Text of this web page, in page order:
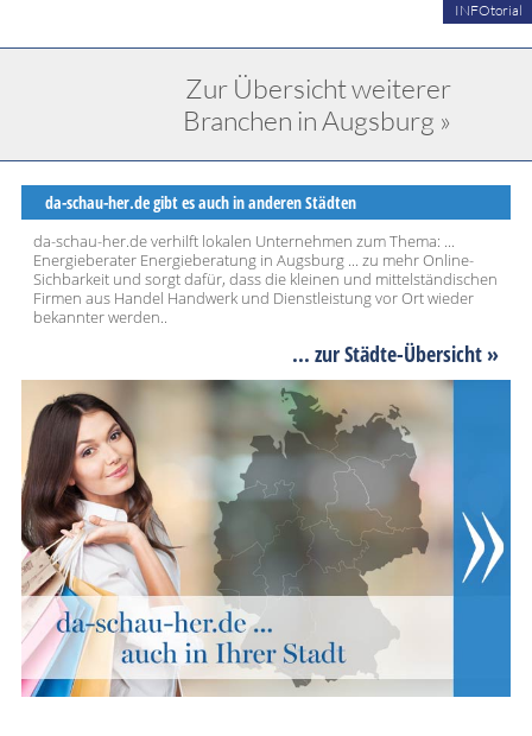
INFOtorial
Zur Übersicht weiterer
Branchen in Augsburg »
da-schau-her.de gibt es auch in anderen Städten
da-schau-her.de verhilft lokalen Unternehmen zum Thema: ...
Energieberater Energieberatung in Augsburg ... zu mehr Online-
Sichbarkeit und sorgt dafür, dass die kleinen und mittelständischen
Firmen aus Handel Handwerk und Dienstleistung vor Ort wieder
bekannter werden..
... zur Städte-Übersicht »